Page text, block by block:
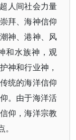
人间社会力量
拜、海神信仰
神、港神、风
和水族神，观
神和行业神，
统的海洋信仰
。由于海洋活
仰，海洋宗教